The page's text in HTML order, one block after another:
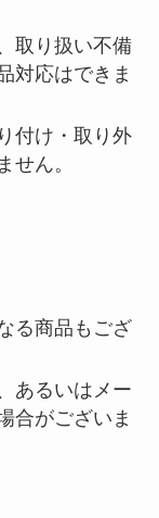
取り扱い不備
対応はできま
付け・取り外
せん。
る商品もござ
あるいはメー
合がございま